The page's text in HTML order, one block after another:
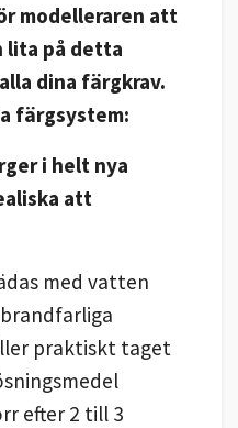
modelleraren att
lita på detta
dina färgkrav.
färgsystem:
i helt nya
att
med vatten
praktiskt taget
efter 2 till 3